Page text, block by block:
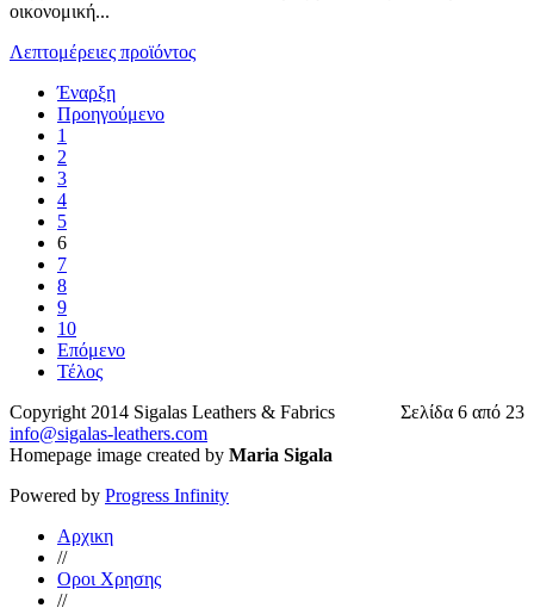
οικονομική...
Λεπτομέρειες προϊόντος
Έναρξη
Προηγούμενο
1
2
3
4
5
6
7
8
9
10
Επόμενο
Τέλος
Σελίδα 6 από 23
Copyright 2014 Sigalas Leathers & Fabrics
info@sigalas-leathers.com
Homepage image created by Maria Sigala
Powered by Progress Infinity
Αρχικη
//
Οροι Χρησης
//